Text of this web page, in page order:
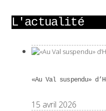
L'actualité
«Au Val suspendu»
15 avril 2026